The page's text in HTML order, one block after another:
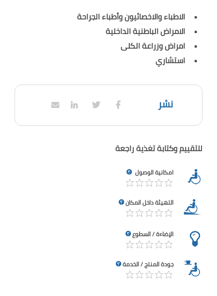
الاطباء والاخصائيون وأطباء الجراحة
الامراض الباطنية الداخلية
امراض وزراعة الكلى
استشاري
نشر
للتقييم وكتابة تغذية راجعة
امكانية الوصول
التهيئة داخل المكان
الإضاءة / السطوع
جودة المنتج / الخدمة